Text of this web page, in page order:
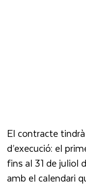
El contracte
d’execució: el
fins al 31 de juliol
amb el calendari